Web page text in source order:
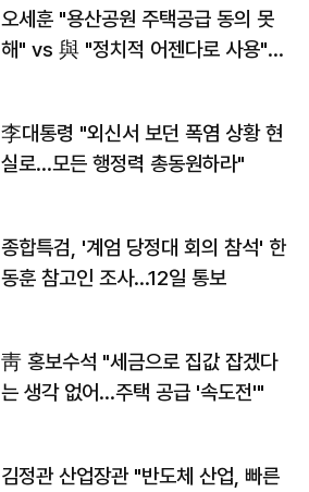
오세훈 "용산공원 주택공급 동의 못
해" vs 與 "정치적 어젠다로 사용"
李대통령 "외신서 보던 폭염 상황 현
실로…모든 행정력 총동원하라"
종합특검, '계엄 당정대 회의 참석' 한
동훈 참고인 조사...12일 통보
靑 홍보수석 "세금으로 집값 잡겠다
는 생각 없어…주택 공급 '속도전'"
김정관 산업장관 "반도체 산업, 빠른